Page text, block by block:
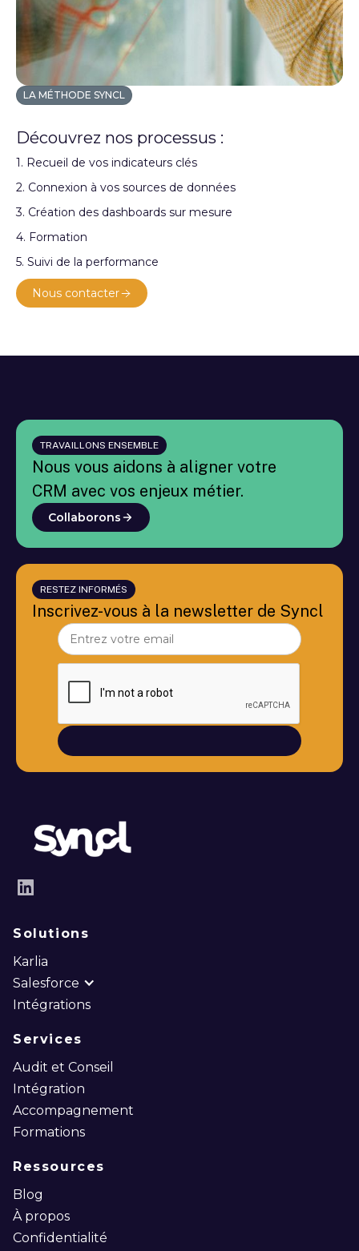
LA MÉTHODE SYNCL
Découvrez nos processus :
1. Recueil de vos indicateurs clés
2. Connexion à vos sources de données
3. Création des dashboards sur mesure
4. Formation
5. Suivi de la performance
Nous contacter
TRAVAILLONS ENSEMBLE
Nous vous aidons à aligner votre
CRM avec vos enjeux métier.
Collaborons
RESTEZ INFORMÉS
Inscrivez-vous à la newsletter de Syncl
LinkedIn
Solutions
Karlia
Salesforce
Intégrations
Services
Audit et Conseil
Intégration
Accompagnement
Formations
Ressources
Blog
À propos
Confidentialité